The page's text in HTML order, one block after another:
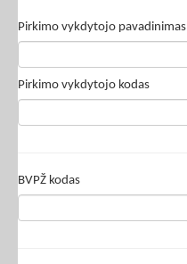
Pirkimo vykdytojo pavadinimas
Pirkimo vykdytojo kodas
BVPŽ kodas